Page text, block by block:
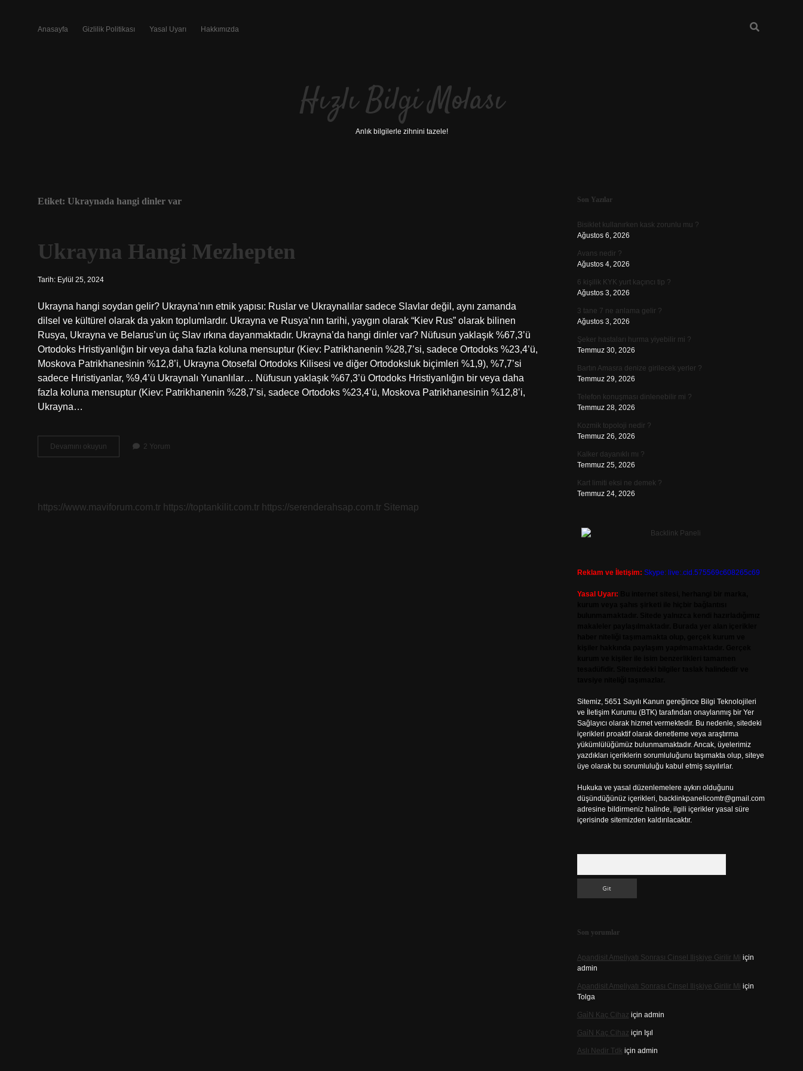
Anasayfa Gizlilik Politikası Yasal Uyarı Hakkımızda
Hızlı Bilgi Molası
Anlık bilgilerle zihnini tazele!
Etiket: Ukraynada hangi dinler var
Ukrayna Hangi Mezhepten
Tarih: Eylül 25, 2024
Ukrayna hangi soydan gelir? Ukrayna’nın etnik yapısı: Ruslar ve Ukraynalılar sadece Slavlar değil, aynı zamanda
dilsel ve kültürel olarak da yakın toplumlardır. Ukrayna ve Rusya’nın tarihi, yaygın olarak “Kiev Rus” olarak bilinen
Rusya, Ukrayna ve Belarus’un üç Slav ırkına dayanmaktadır. Ukrayna’da hangi dinler var? Nüfusun yaklaşık %67,3’ü
Ortodoks Hristiyanlığın bir veya daha fazla koluna mensuptur (Kiev: Patrikhanenin %28,7’si, sadece Ortodoks %23,4’ü,
Moskova Patrikhanesinin %12,8’i, Ukrayna Otosefal Ortodoks Kilisesi ve diğer Ortodoksluk biçimleri %1,9), %7,7’si
sadece Hıristiyanlar, %9,4’ü Ukraynalı Yunanlılar… Nüfusun yaklaşık %67,3’ü Ortodoks Hristiyanlığın bir veya daha
fazla koluna mensuptur (Kiev: Patrikhanenin %28,7’si, sadece Ortodoks %23,4’ü, Moskova Patrikhanesinin %12,8’i,
Ukrayna…
Devamını okuyun Ukrayna
Hangi
2 Yorum
https://www.maviforum.com.tr https://toptankilit.com.tr https://serenderahsap.com.tr Sitemap
Sidebar
Son Yazılar
Bisiklet kullanırken kask zorunlu mu ?
Ağustos 6, 2026
Avans nedir ?
Ağustos 4, 2026
6 kişilik KYK yurt kaçıncı tip ?
Ağustos 3, 2026
3 tane 7 ne anlama gelir ?
Ağustos 3, 2026
Şeker hastaları hurma yiyebilir mi ?
Temmuz 30, 2026
Bartın Amasra denize girilecek yerler ?
Temmuz 29, 2026
Telefon konuşması dinlenebilir mi ?
Temmuz 28, 2026
Kozmik topoloji nedir ?
Temmuz 26, 2026
Kalker dayanıklı mı ?
Temmuz 25, 2026
Kart limiti eksi ne demek ?
Temmuz 24, 2026
Reklam ve İletişim: Skype: live:.cid.575569c608265c69
Yasal Uyarı:
Sitemiz, 5651 Sayılı Kanun gereğince Bilgi Teknolojileri
ve İletişim Kurumu (BTK) tarafından onaylanmış bir Yer
Sağlayıcı olarak hizmet vermektedir. Bu nedenle, sitedeki
içerikleri proaktif olarak denetleme veya araştırma
yükümlülüğümüz bulunmamaktadır. Ancak, üyelerimiz
yazdıkları içeriklerin sorumluluğunu taşımakta olup, siteye
üye olarak bu sorumluluğu kabul etmiş sayılırlar.
Hukuka ve yasal düzenlemelere aykırı olduğunu
düşündüğünüz içerikleri, backlinkpanelicomtr@gmail.com
adresine bildirmeniz halinde, ilgili içerikler yasal süre
içerisinde sitemizden kaldırılacaktır.
Son yorumlar
Apandisit Ameliyatı Sonrası Cinsel Ilişkiye Girilir Mi için
admin
Apandisit Ameliyatı Sonrası Cinsel Ilişkiye Girilir Mi için
Tolga
Gai̇N Kaç Cihaz için admin
Gai̇N Kaç Cihaz için Işıl
Aslı Nedir Tdk için admin